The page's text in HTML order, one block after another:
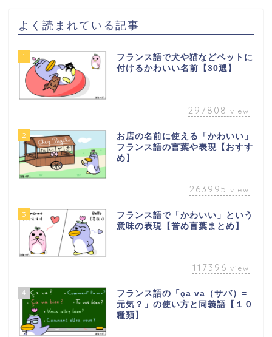
よく読まれている記事
1
フランス語で犬や猫などペットに
付けるかわいい名前【30選】
297808 view
2
お店の名前に使える「かわいい」
フランス語の言葉や表現【おすす
め】
263995 view
3
フランス語で「かわいい」という
意味の表現【誉め言葉まとめ】
117396 view
4
フランス語の「ça va（サバ）=
元気？」の使い方と同義語【１０
種類】